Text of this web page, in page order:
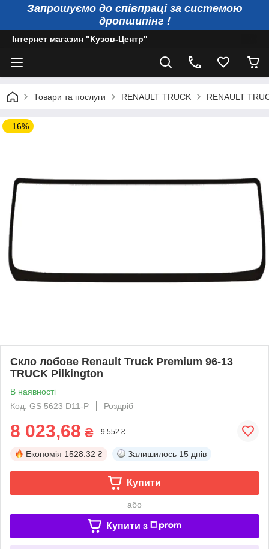
Запрошуємо до співпраці за системою
дропшипінг !
Інтернет магазин "Кузов-Центр"
Товари та послуги RENAULT TRUCK RENAULT
–16%
Скло лобове Renault Truck Premium 96-13
TRUCK Pilkington
В наявності
Код: GS 5623 D11-P
Роздріб
8 023,68 ₴ 9 552 ₴
Економія 1528.32 ₴ Залишилось 15 днів
Купити
або
Купити з